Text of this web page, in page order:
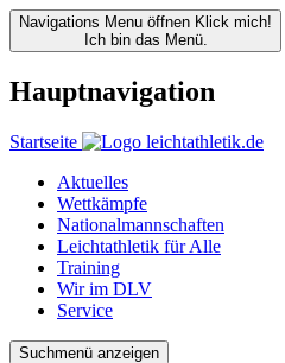
Navigations Menu öffnen Klick mich!
Ich bin das Menü.
Hauptnavigation
Startseite
Aktuelles
Wettkämpfe
Nationalmannschaften
Leichtathletik für Alle
Training
Wir im DLV
Service
Suchmenü anzeigen